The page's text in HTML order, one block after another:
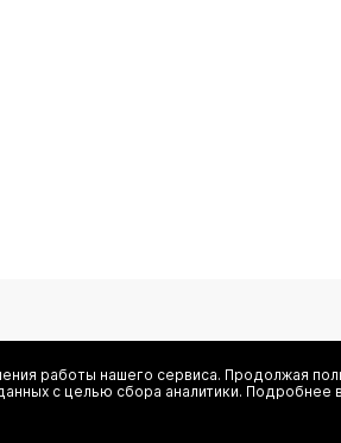
ко всем акциям
работы нашего сервиса. Продолжая
с целью сбора аналитики. Подробнее